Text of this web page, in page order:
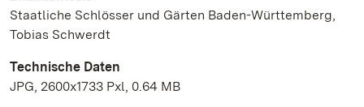
Staatliche Schlösser und Gärten Baden-Württemberg,
Tobias Schwerdt
Technische Daten
JPG, 2600x1733 Pxl, 0.64 MB